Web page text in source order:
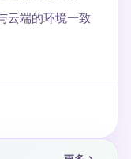
云端的环境一致